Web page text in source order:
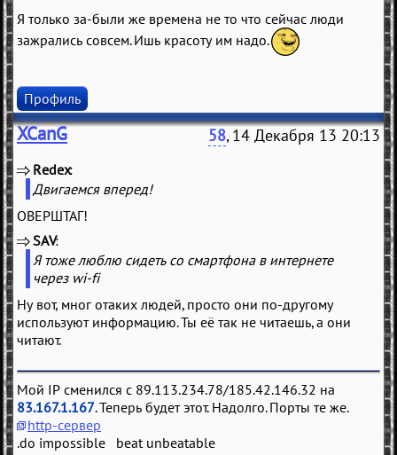
Я только за-были же времена не то что сейчас люди
зажрались совсем. Ишь красоту им надо.
Профиль
XCanG 58, 14 Декабря 13 20:13
Redex
Двигаемся вперед!
ОВЕРШТАГ!
SAV
Я тоже люблю сидеть со смартфона в интернете
через wi-fi
Ну вот, мног отаких людей, просто они по-другому
используют информацию. Ты её так не читаешь, а они
читают.
Мой IP сменился с 89.113.234.78/185.42.146.32 на
83.167.1.167. Теперь будет этот. Надолго. Порты те же.
http-сервер
.do impossible beat unbeatable